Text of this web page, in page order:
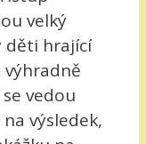
velký
děti hrající
výhradně
vedou
výsledek,